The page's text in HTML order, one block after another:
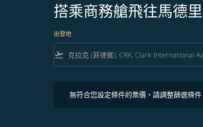
搭乘商務艙飛往馬德里
出發地
flight_takeoff
無符合您設定條件的票價，請調整篩選條件